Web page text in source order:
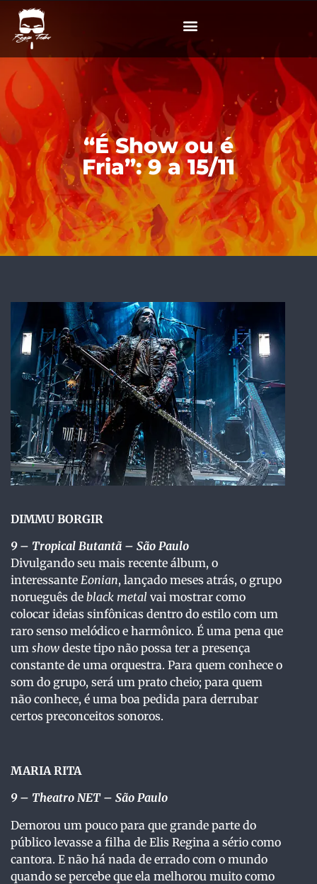
“É Show ou é
Fria”: 9 a 15/11
DIMMU BORGIR
9 – Tropical Butantã – São Paulo
Divulgando seu mais recente álbum, o
interessante Eonian, lançado meses atrás, o grupo
norueguês de black metal vai mostrar como
colocar ideias sinfônicas dentro do estilo com um
raro senso melódico e harmônico. É uma pena que
um show deste tipo não possa ter a presença
constante de uma orquestra. Para quem conhece o
som do grupo, será um prato cheio; para quem
não conhece, é uma boa pedida para derrubar
certos preconceitos sonoros.
MARIA RITA
9 – Theatro NET – São Paulo
Demorou um pouco para que grande parte do
público levasse a filha de Elis Regina a sério como
cantora. E não há nada de errado com o mundo
quando se percebe que ela melhorou muito como